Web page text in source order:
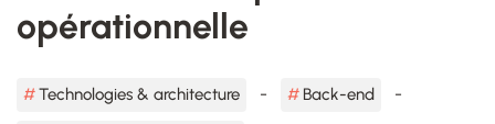
opérationnelle
Technologies & architecture Back-end